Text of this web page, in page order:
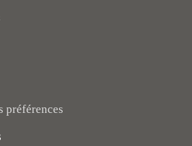
préférences